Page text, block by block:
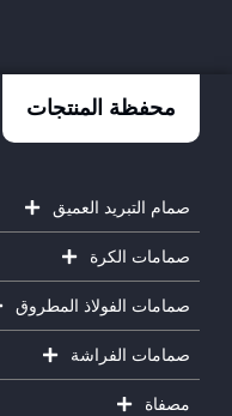
صمام التبريد العميق
صمامات الكرة
صمامات الفولاذ المطروق
صمامات الفراشة
مصفاة
محفظة المنتجات